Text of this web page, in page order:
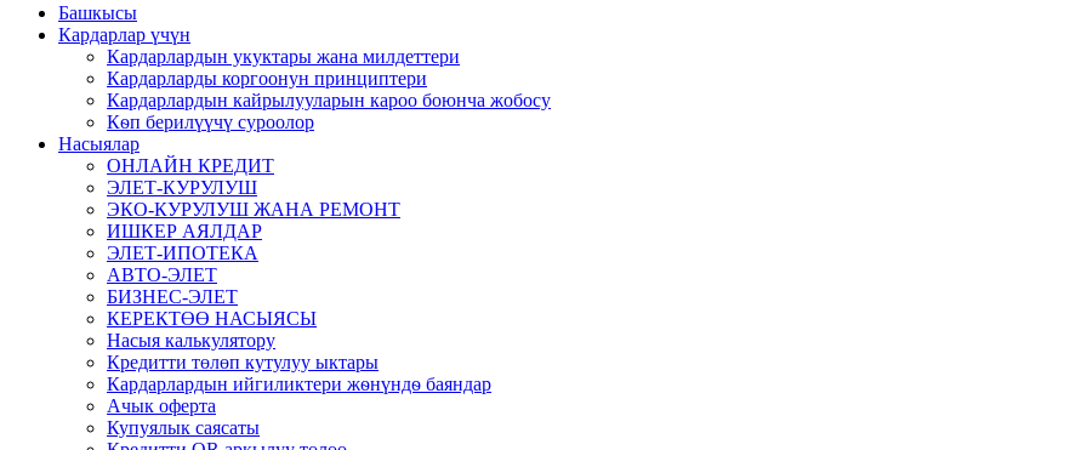
Башкысы
Кардарлар үчүн
Кардарлардын укуктары жана милдеттери
Кардарларды коргоонун принциптери
Кардарлардын кайрылууларын кароо боюнча жобосу
Кѳп берилүүчү суроолор
Насыялар
ОНЛАЙН КРЕДИТ
ЭЛЕТ-КУРУЛУШ
ЭКО-КУРУЛУШ ЖАНА РЕМОНТ
ИШКЕР АЯЛДАР
ЭЛЕТ-ИПОТЕКА
АВТО-ЭЛЕТ
БИЗНЕС-ЭЛЕТ
КЕРЕКТӨӨ НАСЫЯСЫ
Насыя калькулятору
Кредитти төлөп кутулуу ыктары
Кардарлардын ийгиликтери жѳнүндѳ баяндар
Ачык оферта
Купуялык саясаты